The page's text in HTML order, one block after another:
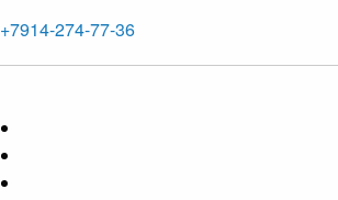
+7914-274-77-36